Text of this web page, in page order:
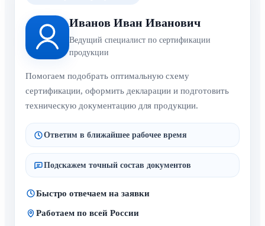
Иванов Иван Иванович
Ведущий специалист по сертификации
продукции
Помогаем подобрать оптимальную схему
сертификации, оформить декларации и подготовить
техническую документацию для продукции.
Ответим в ближайшее рабочее время
Подскажем точный состав документов
Быстро отвечаем на заявки
Работаем по всей России